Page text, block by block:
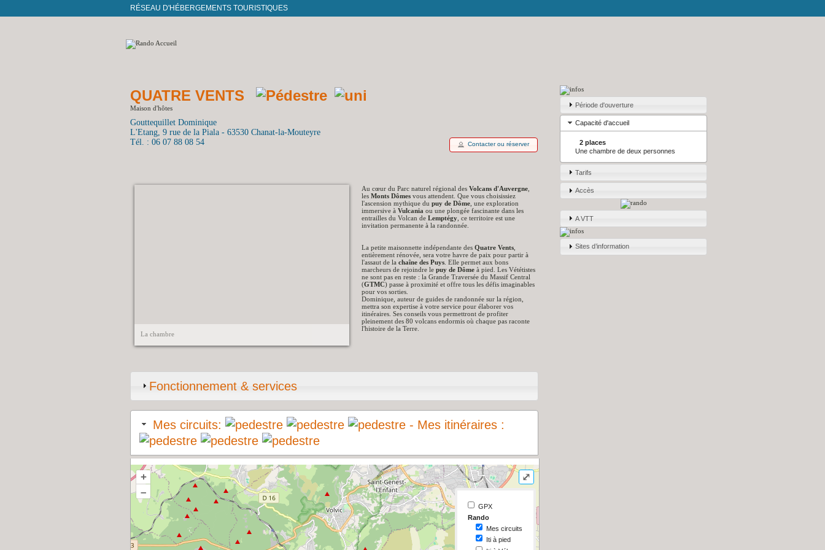
RÉSEAU D'HÉBERGEMENTS TOURISTIQUES
QUATRE VENTS
Maison d'hôtes
Gouttequillet Dominique
L'Etang, 9 rue de la Piala - 63530 Chanat-la-Mouteyre
Tél. : 06 07 88 08 54
Contacter ou réserver
La chambre
Au cœur du Parc naturel régional des Volcans d'Auvergne
les Monts Dômes vous attendent. Que vous choisissiez
l'ascension mythique du puy de Dôme , une exploration
immersive à Vulcania ou une plongée fascinante dans les
entrailles du Volcan de Lemptégy , ce territoire est une
invitation permanente à la randonnée.
La petite maisonnette indépendante des Quatre Vents
entièrement rénovée, sera votre havre de paix pour partir à
l'assaut de la chaîne des Puys . Elle permet aux bons
marcheurs de rejoindre le puy de Dôme à pied. Les Vététistes
ne sont pas en reste : la Grande Traversée du Massif Central
(GTMC) passe à proximité et offre tous les défis imaginables
pour vos sorties.
Dominique, auteur de guides de randonnée sur la région,
mettra son expertise à votre service pour élaborer vos
itinéraires. Ses conseils vous permettront de profiter
pleinement des 80 volcans endormis où chaque pas raconte
l'histoire de la Terre.
Fonctionnement & services
Mes circuits: - Mes itinéraires :
+
–
⤢
GPX
Rando
Mes circuits
Iti à pied
Période d'ouverture
Capacité d'accueil
2 places
Une chambre de deux personnes
Tarifs
Accès
A VTT
Sites d’information